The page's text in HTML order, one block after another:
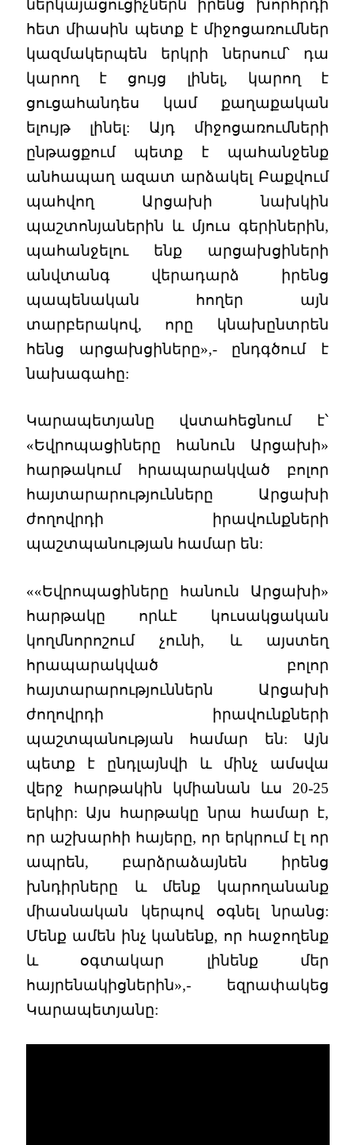
ներկայացուցիչներն իրենց խորհրդի
հետ միասին պետք է միջոցառումներ
կազմակերպեն երկրի ներսում՝ դա
կարող է ցույց լինել, կարող է
ցուցահանդես կամ քաղաքական
ելույթ լինել: Այդ միջոցառումների
ընթացքում պետք է պահանջենք
անհապաղ ազատ արձակել Բաքվում
պահվող Արցախի նախկին
պաշտոնյաներին և մյուս գերիներին,
պահանջելու ենք արցախցիների
անվտանգ վերադարձ իրենց
պապենական հողեր այն
տարբերակով, որը կնախընտրեն
հենց արցախցիները»,- ընդգծում է
նախագահը:
Կարապետյանը վստահեցնում է՝
«Եվրոպացիները հանուն Արցախի»
հարթակում հրապարակված բոլոր
հայտարարությունները Արցախի
ժողովրդի իրավունքների
պաշտպանության համար են:
««Եվրոպացիները հանուն Արցախի»
հարթակը որևէ կուսակցական
կողմնորոշում չունի, և այստեղ
հրապարակված բոլոր
հայտարարություններն Արցախի
ժողովրդի իրավունքների
պաշտպանության համար են: Այն
պետք է ընդլայնվի և մինչ ամսվա
վերջ հարթակին կմիանան ևս 20-25
երկիր: Այս հարթակը նրա համար է,
որ աշխարհի հայերը, որ երկրում էլ որ
ապրեն, բարձրաձայնեն իրենց
խնդիրները և մենք կարողանանք
միասնական կերպով օգնել նրանց:
Մենք ամեն ինչ կանենք, որ հաջողենք
և օգտակար լինենք մեր
հայրենակիցներին»,- եզրափակեց
Կարապետյանը: